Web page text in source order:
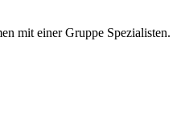
mit einer Gruppe Spezialisten.